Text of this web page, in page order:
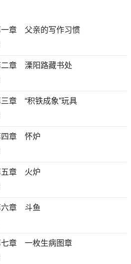
一章 父亲的写作习惯
二章 溧阳路藏书处
三章 “积铁成象”玩具
四章 怀炉
五章 火炉
六章 斗鱼
七章 一枚生病图章